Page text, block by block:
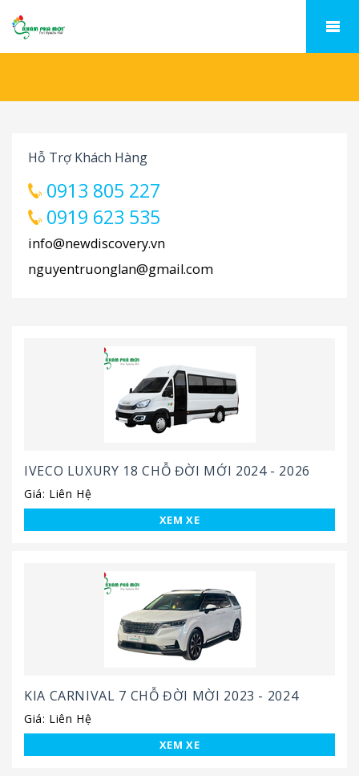
Hỗ Trợ Khách Hàng
0913 805 227
0919 623 535
info@newdiscovery.vn
nguyentruonglan@gmail.com
IVECO LUXURY 18 CHỖ ĐỜI MỚI 2024 - 2026
Giá: Liên Hệ
XEM XE
KIA CARNIVAL 7 CHỖ ĐỜI MỜI 2023 - 2024
Giá: Liên Hệ
XEM XE